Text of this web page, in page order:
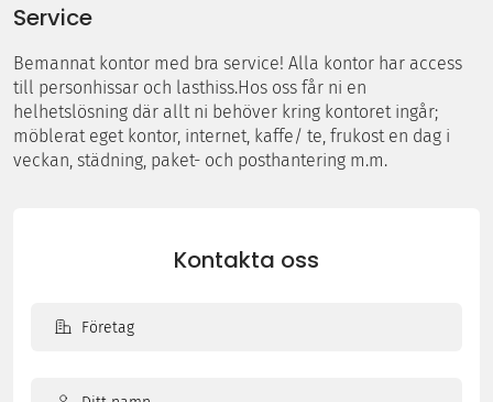
Service
Bemannat kontor med bra service! Alla kontor har access
till personhissar och lasthiss.Hos oss får ni en
helhetslösning där allt ni behöver kring kontoret ingår;
möblerat eget kontor, internet, kaffe/ te, frukost en dag i
veckan, städning, paket- och posthantering m.m.
Kontakta oss